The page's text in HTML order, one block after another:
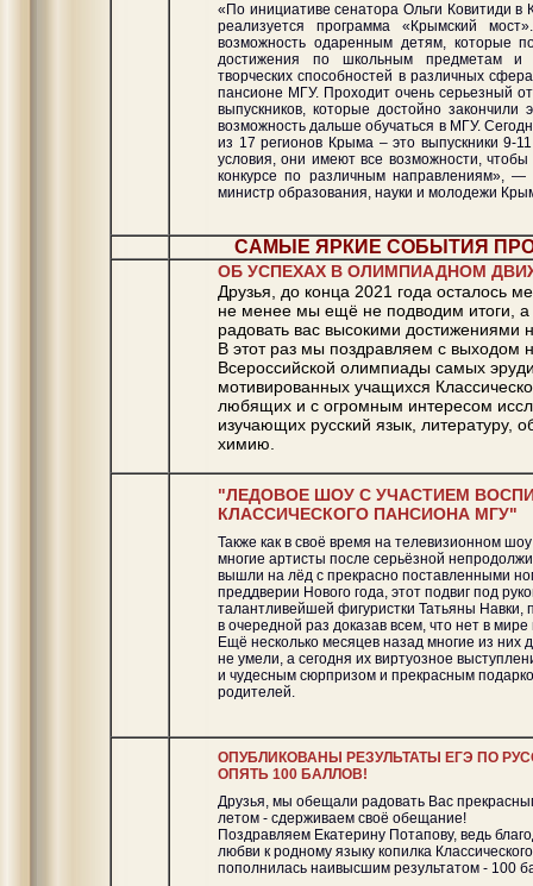
«По инициативе сенатора Ольги Ковитиди в
реализуется программа «Крымский
возможность одаренным детям, которые
достижения по школьным предметам и
творческих способностей в различных
пансионе МГУ. Проходит очень серьезный
выпускников, которые достойно закончили
возможность дальше обучаться в МГУ.
из 17 регионов Крыма – это выпускники 9-
условия, они имеют все возможности, чтобы
конкурсе по различным направлениям»,
министр образования, науки и молодежи
САМЫЕ ЯРКИЕ СОБЫТИЯ
ОБ УСПЕХАХ В ОЛИМПИАДНОМ
Друзья, до конца 2021 года осталось
не менее мы ещё не подводим итоги,
радовать вас высокими достижениями
В этот раз мы поздравляем с выходом
Всероссийской олимпиады самых
мотивированных учащихся
любящих и с огромным интересом
изучающих русский язык, литературу,
химию.
"ЛЕДОВОЕ ШОУ С УЧАСТИЕМ
КЛАССИЧЕСКОГО ПАНСИОНА МГУ"
Также как в своё время на телевизионном
многие артисты после серьёзной
вышли на лёд с прекрасно поставленными
преддверии Нового года, этот подвиг под
талантливейшей фигуристки Татьяны Навки,
в очередной раз доказав всем, что нет в
Ещё несколько месяцев назад многие из них
не умели, а сегодня их виртуозное
и чудесным сюрпризом и прекрасным
родителей.
ОПУБЛИКОВАНЫ РЕЗУЛЬТАТЫ ЕГЭ ПО
ОПЯТЬ 100 БАЛЛОВ!
Друзья, мы обещали радовать Вас
летом - сдерживаем своё обещание!
Поздравляем Екатерину Потапову, ведь
любви к родному языку копилка
пополнилась наивысшим результатом - 100